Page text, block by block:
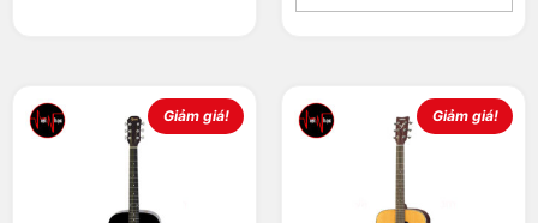
Giảm giá! Giảm giá!